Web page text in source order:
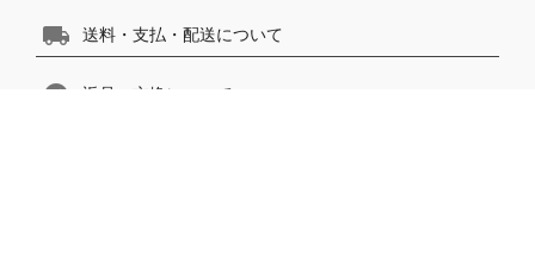
local_shipping 送料・支払・配送について
swap_horizontal_circle 返品・交換について